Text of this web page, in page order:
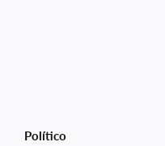
Político